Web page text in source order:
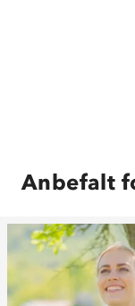
Anbefalt